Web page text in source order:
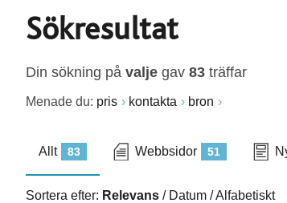
Sökresultat
Din sökning på valje gav 83 träffar
Menade du: pris kontakta bron
83
Allt 51
Webbsidor
Sortera efter: Relevans / Datum /Alfabetiskt